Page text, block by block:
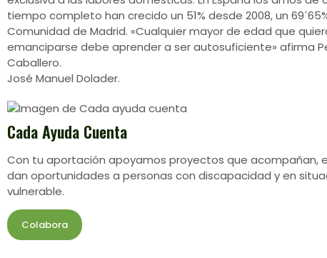
tiempo completo han crecido un 51% desde 2008, un
Comunidad de Madrid. «Cualquier mayor de edad que
emanciparse debe aprender a ser autosuficiente» afirma
Caballero.
José Manuel Dolader.
Cada Ayuda Cuenta
Con tu aportación apoyamos proyectos que acompañan,
dan oportunidades a personas con discapacidad y en
vulnerable.
Colabora